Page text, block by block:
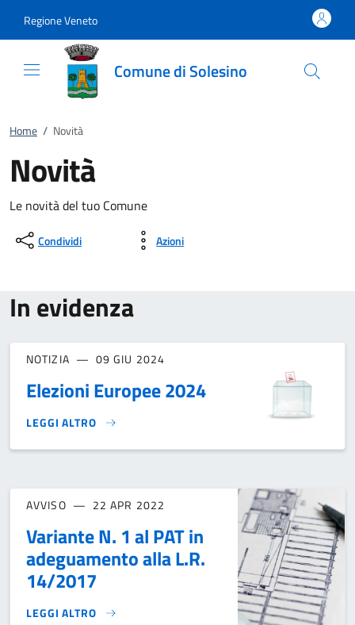
Regione Veneto
Comune di Solesino
Home / Novità
Novità
Le novità del tuo Comune
Condividi Azioni
In evidenza
NOTIZIA 09 GIU 2024
Elezioni Europee 2024
LEGGI ALTRO
ELEZIONI EUROPEE 2024}
AVVISO 22 APR 2022
Variante N. 1 al PAT in
adeguamento alla L.R.
14/2017
LEGGI ALTRO
VARIANTE N. 1 AL PAT IN ADEGUAMENTO ALLA L.R. 14/